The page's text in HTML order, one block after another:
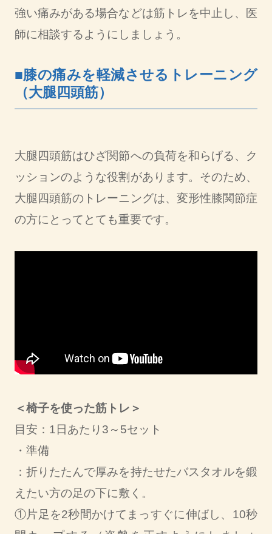
強い痛みがある場合などは筋トレを中止し、医
師に相談するようにしましょう。
■膝の痛みを軽減させるトレーニング
（大腿四頭筋）
大腿四頭筋はひざ関節への負荷を和らげる、ク
ッションのような役割があります。そのため、
大腿四頭筋のトレーニングは、変形性膝関節症
の方にとってとても重要です。
＜椅子を使った筋トレ＞
目安：1日あたり3～5セット
・準備
：折りたたんで厚みを持たせたバスタオルを鍛
えたい方の足の下に敷く。
①片足を2秒間かけてまっすぐに伸ばし、10秒